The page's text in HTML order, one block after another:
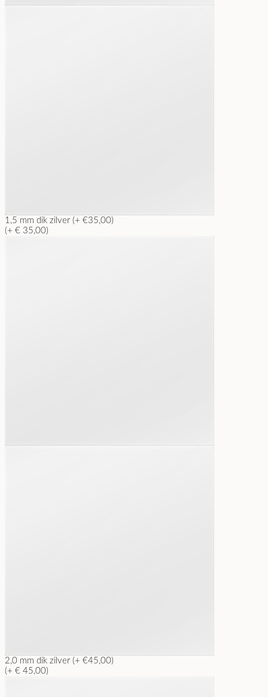
1,5 mm dik zilver (+ €35,00)
(+ € 35,00)
2,0 mm dik zilver (+ €45,00)
(+ € 45,00)